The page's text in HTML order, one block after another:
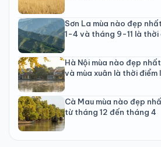
Sơn La mùa nào đẹp
1-4 và tháng 9-11 là thời
Hà Nội mùa nào đẹp
và mùa xuân là thời
Cà Mau mùa nào đẹp
từ tháng 12 đến tháng 4